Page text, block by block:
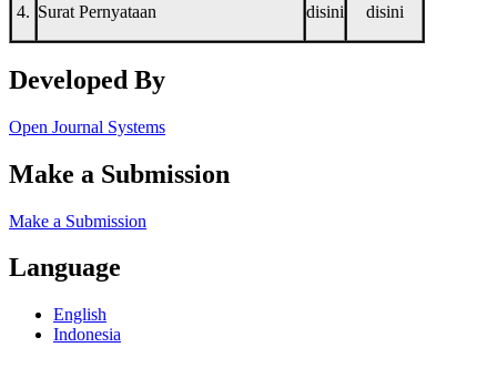
4. Surat Pernyataan disini disini
Developed By
Open Journal Systems
Make a Submission
Make a Submission
Language
English
Indonesia